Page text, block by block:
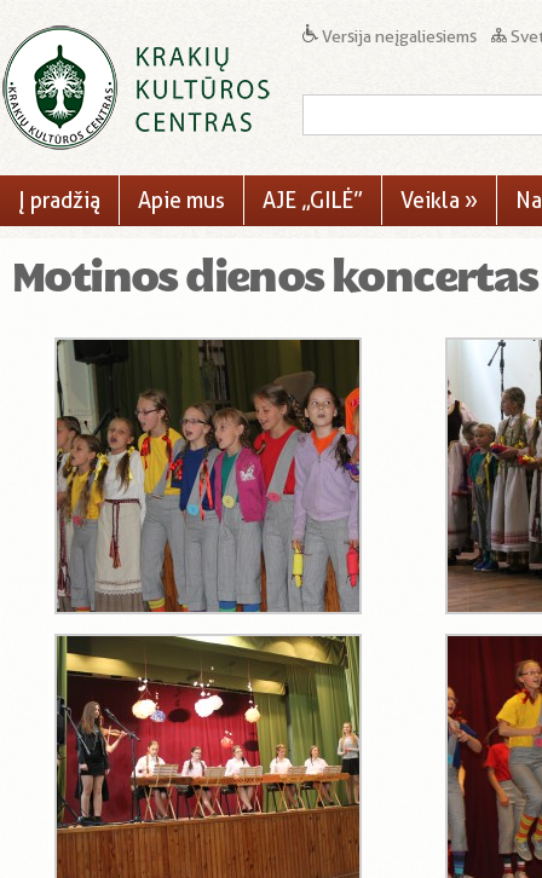
Versija neįgaliesiems
Į pradžią Apie mus AJE „GILĖ” Veikla »
Motinos dienos koncertas